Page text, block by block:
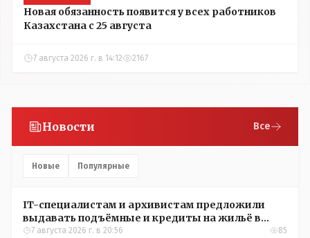
Новая обязанность появится у всех работников
Казахстана с 25 августа
7 августа 2026 г. в 14:12 2167
Новости Все
Новые Популярные
IT-специалистам и архивистам предложили
выдавать подъёмные и кредиты на жильё в
сёлах Казахстана
7 августа 2026 г. в 20:56 85